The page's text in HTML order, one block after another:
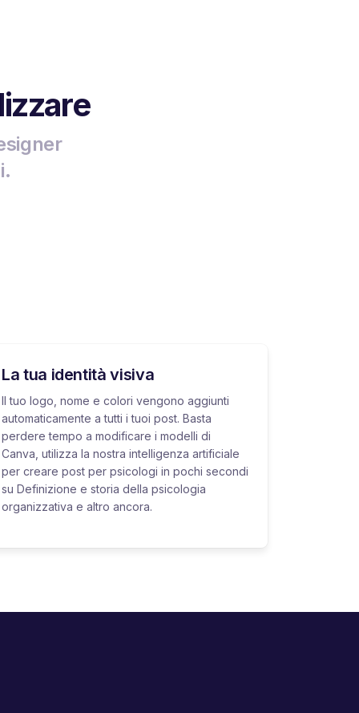
La tua identità visiva
Il tuo logo, nome e colori vengono aggiunti
automaticamente a tutti i tuoi post. Basta
perdere tempo a modificare i modelli di
Canva, utilizza la nostra intelligenza artificiale
per creare post per psicologi in pochi secondi
su Definizione e storia della psicologia
organizzativa e altro ancora.